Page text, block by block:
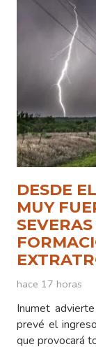
DESDE
MUY
hace 17 horas
Inumet
prevé el
que provocará